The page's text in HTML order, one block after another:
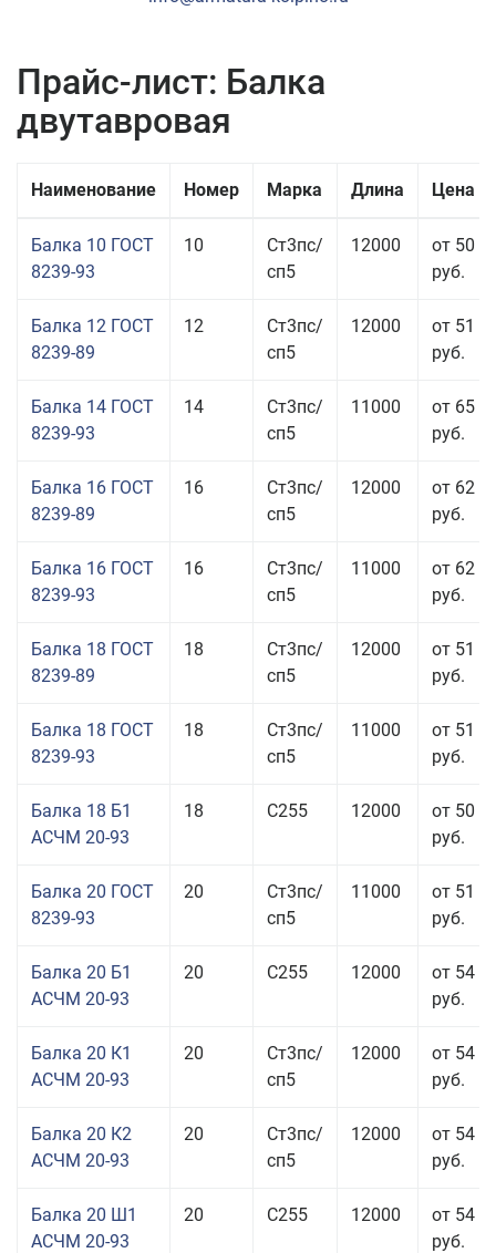
Прайс-лист: Балка
двутавровая
Наименование Номер Марка Длина Цена
Балка 10 ГОСТ
8239-93
10
Ст3пс/
сп5
12000
от 50
руб.
Балка 12 ГОСТ
8239-89
12
Ст3пс/
сп5
12000
от 51
руб.
Балка 14 ГОСТ
8239-93
14
Ст3пс/
сп5
11000
от 65
руб.
Балка 16 ГОСТ
8239-89
16
Ст3пс/
сп5
12000
от 62
руб.
Балка 16 ГОСТ
8239-93
16
Ст3пс/
сп5
11000
от 62
руб.
Балка 18 ГОСТ
8239-89
18
Ст3пс/
сп5
12000
от 51
руб.
Балка 18 ГОСТ
8239-93
18
Ст3пс/
сп5
11000
от 51
руб.
Балка 18 Б1
АСЧМ 20-93
18 С255 12000
от 50
руб.
Балка 20 ГОСТ
8239-93
20
Ст3пс/
сп5
11000
от 51
руб.
Балка 20 Б1
АСЧМ 20-93
20 С255 12000
от 54
руб.
Балка 20 К1
АСЧМ 20-93
20
Ст3пс/
сп5
12000
от 54
руб.
Балка 20 К2
АСЧМ 20-93
20
Ст3пс/
сп5
12000
от 54
руб.
Балка 20 Ш1
АСЧМ 20-93
20 С255 12000
от 54
руб.